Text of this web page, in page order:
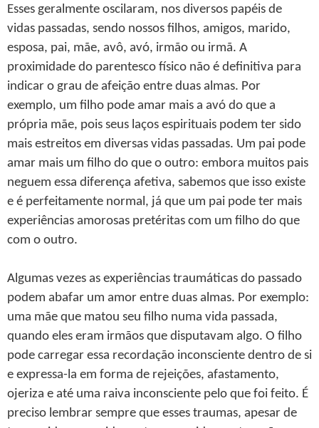
Esses geralmente oscilaram, nos diversos papéis de
vidas passadas, sendo nossos filhos, amigos, marido,
esposa, pai, mãe, avô, avó, irmão ou irmã. A
proximidade do parentesco físico não é definitiva para
indicar o grau de afeição entre duas almas. Por
exemplo, um filho pode amar mais a avó do que a
própria mãe, pois seus laços espirituais podem ter sido
mais estreitos em diversas vidas passadas. Um pai pode
amar mais um filho do que o outro: embora muitos pais
neguem essa diferença afetiva, sabemos que isso existe
e é perfeitamente normal, já que um pai pode ter mais
experiências amorosas pretéritas com um filho do que
com o outro.
Algumas vezes as experiências traumáticas do passado
podem abafar um amor entre duas almas. Por exemplo:
uma mãe que matou seu filho numa vida passada,
quando eles eram irmãos que disputavam algo. O filho
pode carregar essa recordação inconsciente dentro de si
e expressa-la em forma de rejeições, afastamento,
ojeriza e até uma raiva inconsciente pelo que foi feito. É
preciso lembrar sempre que esses traumas, apesar de